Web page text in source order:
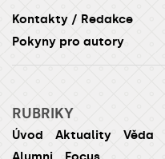
Kontakty / Redakce
Pokyny pro autory
RUBRIKY
Úvod Aktuality Věda